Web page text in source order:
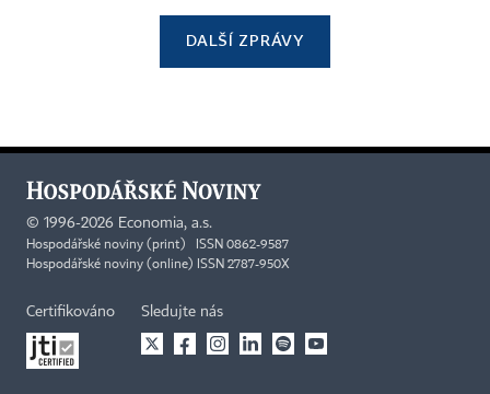
DALŠÍ ZPRÁVY
© 1996-2026 Economia, a.s.
Hospodářské noviny (print) ISSN 0862-9587
Hospodářské noviny (online) ISSN 2787-950X
Certifikováno Sledujte nás